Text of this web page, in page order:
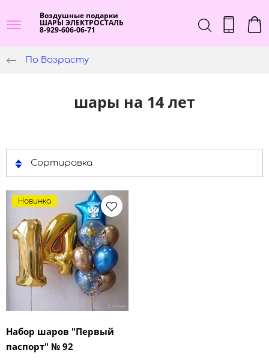
Воздушные подарки
ШАРЫ ЭЛЕКТРОСТАЛЬ
8-929-606-06-71
По Возрасту
шары на 14 лет
Сортировка
Новинка
Набор шаров "Первый
паспорт" № 92